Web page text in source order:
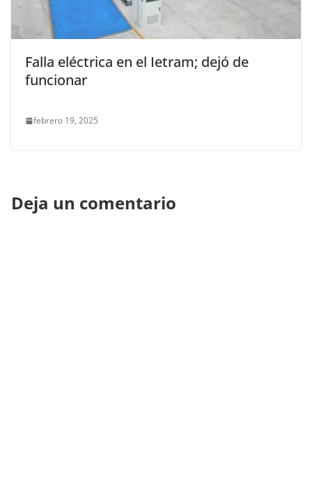
Falla eléctrica en el Ietram; dejó de
funcionar
febrero 19, 2025
Deja un comentario